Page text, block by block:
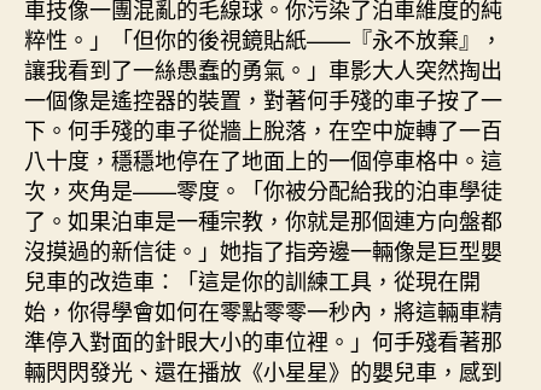
車技像一團混亂的毛線球。你污染了泊車維度的純
粹性。」「但你的後視鏡貼紙——『永不放棄』，
讓我看到了一絲愚蠢的勇氣。」車影大人突然掏出
一個像是遙控器的裝置，對著何手殘的車子按了一
下。何手殘的車子從牆上脫落，在空中旋轉了一百
八十度，穩穩地停在了地面上的一個停車格中。這
次，夾角是——零度。「你被分配給我的泊車學徒
了。如果泊車是一種宗教，你就是那個連方向盤都
沒摸過的新信徒。」她指了指旁邊一輛像是巨型嬰
兒車的改造車：「這是你的訓練工具，從現在開
始，你得學會如何在零點零零一秒內，將這輛車精
準停入對面的針眼大小的車位裡。」何手殘看著那
輛閃閃發光、還在播放《小星星》的嬰兒車，感到